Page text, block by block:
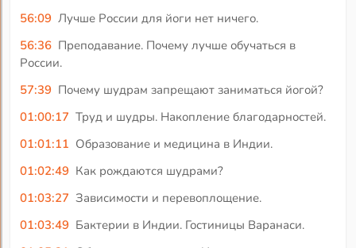
56:09 Лучше России для йоги нет ничего.
56:36 Преподавание. Почему лучше обучаться в
России.
57:39 Почему шудрам запрещают заниматься йогой?
01:00:17 Труд и шудры. Накопление благодарностей.
01:01:11 Образование и медицина в Индии.
01:02:49 Как рождаются шудрами?
01:03:27 Зависимости и перевоплощение.
01:03:49 Бактерии в Индии. Гостиницы Варанаси.